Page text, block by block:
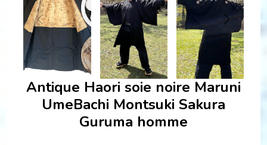
Antique Haori soie noire Maruni
UmeBachi Montsuki Sakura
Guruma homme